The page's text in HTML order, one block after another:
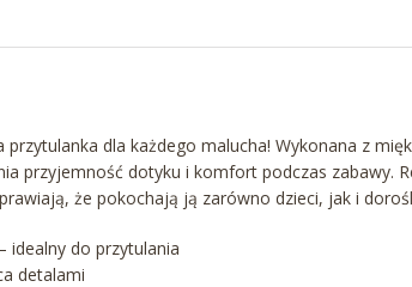
przytulanka dla każdego malucha! Wykonana z
przyjemność dotyku i komfort podczas zabawy.
że pokochają ją zarówno dzieci, jak i
idealny do przytulania
detalami